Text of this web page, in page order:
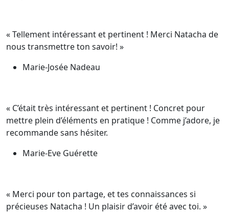
« Tellement intéressant et pertinent ! Merci Natacha de
nous transmettre ton savoir! »
Marie-Josée Nadeau
« C’était très intéressant et pertinent ! Concret pour
mettre plein d’éléments en pratique ! Comme j’adore, je
recommande sans hésiter.
Marie-Eve Guérette
« Merci pour ton partage, et tes connaissances si
précieuses Natacha ! Un plaisir d’avoir été avec toi. »